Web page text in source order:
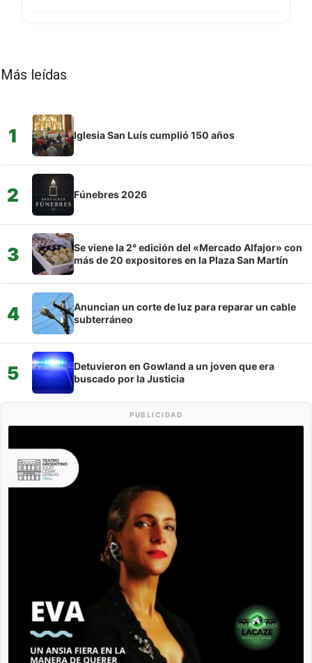
Más leídas
1 Iglesia San Luís cumplió 150 años
2 Fúnebres 2026
3
Se viene la 2° edición del «Mercado Alfajor» con
más de 20 expositores en la Plaza San Martín
4
Anuncian un corte de luz para reparar un cable
subterráneo
5
Detuvieron en Gowland a un joven que era
buscado por la Justicia
PUBLICIDAD